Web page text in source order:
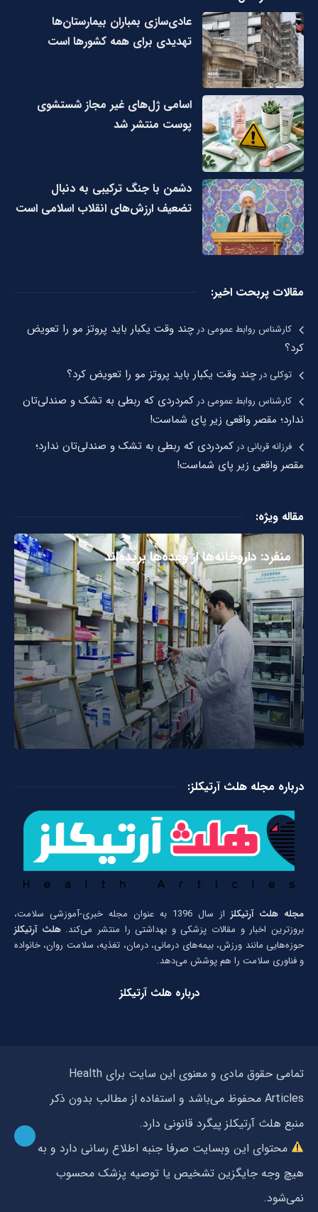
عادی‌سازی بمباران بیمارستان‌ها
تهدیدی برای همه کشورها است
اسامی ژل‌های غیر مجاز شستشوی
پوست منتشر شد
دشمن با جنگ ترکیبی به دنبال
تضعیف ارزش‌های انقلاب اسلامی است
مقالات پربحت اخیر:
کارشناس روابط عمومیدرچند وقت یکبار باید پروتز مو را تعویض
کرد؟
توکلیدرچند وقت یکبار باید پروتز مو را تعویض کرد؟
کارشناس روابط عمومیدرکمردردی که ربطی به تشک و صندلی‌تان
ندارد؛ مقصر واقعی زیر پای شماست!
فرزانه قربانیدرکمردردی که ربطی به تشک و صندلی‌تان ندارد؛
مقصر واقعی زیر پای شماست!
مقاله ویژه:
منفرد: داروخانه‌ها از وعده‌ها بریده‌اند
درباره مجله هلث آرتیکلز:
مجله هلث آرتیکلز
از سال 1396 به عنوان مجله خبری-آموزشی سلامت،
بروزترین اخبار و مقالات پزشکی و بهداشتی را منتشر می‌کند.هلث آرتیکلز
حوزه‌هایی مانند ورزش، بیمه‌های درمانی، درمان، تغذیه، سلامت روان، خانواده
و فناوری سلامت را هم پوشش می‌دهد.
درباره هلث آرتیکلز
تمامی حقوق مادی و معنوی این سایت برای Health
Articles محفوظ می‌باشد و استفاده از مطالب بدون ذکر
منبع هلث آرتیکلز پیگرد قانونی دارد.
محتوای این وبسایت صرفا جنبه اطلاع رسانی دارد و به
هیچ وجه جایگزین تشخیص یا توصیه پزشک محسوب
نمی‌شود.